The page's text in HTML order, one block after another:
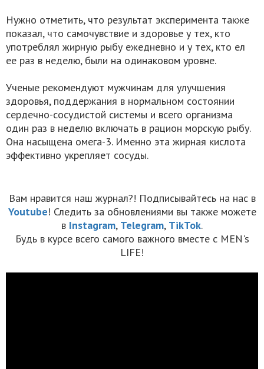
Нужно отметить, что результат эксперимента также
показал, что самочувствие и здоровье у тех, кто
употреблял жирную рыбу ежедневно и у тех, кто ел
ее раз в неделю, были на одинаковом уровне.
Ученые рекомендуют мужчинам для улучшения
здоровья, поддержания в нормальном состоянии
сердечно-сосудистой системы и всего организма
один раз в неделю включать в рацион морскую рыбу.
Она насыщена омега-3. Именно эта жирная кислота
эффективно укрепляет сосуды.
Вам нравится наш журнал?! Подписывайтесь на нас в
Youtube! Следить за обновлениями вы также можете
в Instagram, Telegram, TikTok.
Будь в курсе всего самого важного вместе с MEN's
LIFE!